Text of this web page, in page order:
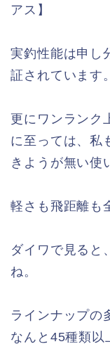
アス】
実釣性能は申し
証されています。
更にワンランク
に至っては、私
きようが無い使
軽さも飛距離も
ダイワで見ると
ね。
ラインナップの
なんと45種類以